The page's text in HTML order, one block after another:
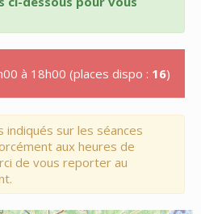
à 18h00 (places dispo : 16)
indiqués sur les séances
aux heures de
de vous reporter au